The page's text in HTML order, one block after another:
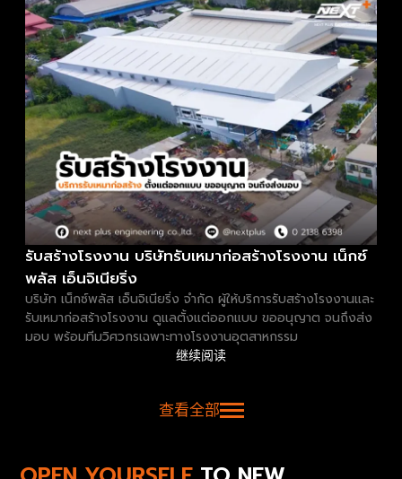
รับสร้างโรงงาน บริษัทรับเหมาก่อสร้างโรงงาน เน็กซ์
พลัส เอ็นจิเนียริ่ง
บริษัท เน็กซ์พลัส เอ็นจิเนียริ่ง จำกัด ผู้ให้บริการรับสร้างโรงงานและ
รับเหมาก่อสร้างโรงงาน ดูแลตั้งแต่ออกแบบ ขออนุญาต จนถึงส่ง
มอบ พร้อมทีมวิศวกรเฉพาะทางโรงงานอุตสาหกรรม
继续阅读
查看全部